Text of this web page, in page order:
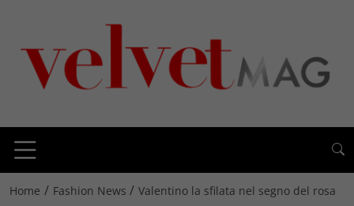
Home / Fashion News / Valentino la sfilata nel segno del rosa